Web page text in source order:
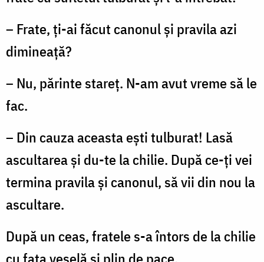
– Frate, ţi-ai făcut canonul şi pravila azi
dimineaţă?
– Nu, părinte stareţ. N-am avut vreme să le
fac.
– Din cauza aceasta eşti tulburat! Lasă
ascultarea şi du-te la chilie. După ce-ţi vei
termina pravila şi canonul, să vii din nou la
ascultare.
După un ceas, fratele s-a întors de la chilie